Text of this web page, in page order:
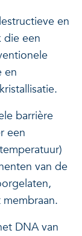
en
die een
en
barrière
een
van de
DNA van